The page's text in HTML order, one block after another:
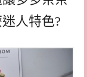
人特色?